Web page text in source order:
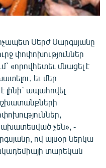
Սերժ Սարգսյանը
փոփոխություններ
«որովհետեւ մնացել է
եւ մեր
լինի` ապահովել
չեն», -
ով այսօր ներկա
տարեկան